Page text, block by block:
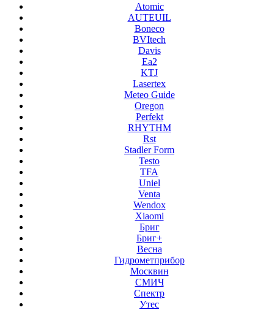
Atomic
AUTEUIL
Boneco
BVItech
Davis
Ea2
KTJ
Lasertex
Meteo Guide
Oregon
Perfekt
RHYTHM
Rst
Stadler Form
Testo
TFA
Uniel
Venta
Wendox
Xiaomi
Бриг
Бриг+
Весна
Гидрометприбор
Москвин
СМИЧ
Спектр
Утес